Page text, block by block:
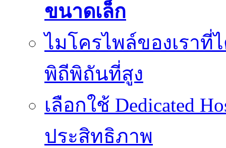
ขนาดเล็ก
ไมโครไพล์ของเรา
พิถีพิถันที่สูง
เลือกใช้ Dedicated
ประสิทธิภาพ